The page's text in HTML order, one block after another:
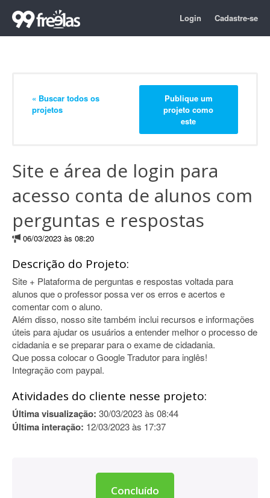
Login Cadastre-se
« Buscar todos os
projetos
Publique um
projeto como
este
Site e área de login para
acesso conta de alunos com
perguntas e respostas
06/03/2023 às 08:20
Descrição do Projeto:
Site + Plataforma de perguntas e respostas voltada para
alunos que o professor possa ver os erros e acertos e
comentar com o aluno.
Além disso, nosso site também inclui recursos e informações
úteis para ajudar os usuários a entender melhor o processo de
cidadania e se preparar para o exame de cidadania.
Que possa colocar o Google Tradutor para inglês!
Integração com paypal.
Atividades do cliente nesse projeto:
Última visualização: 30/03/2023 às 08:44
Última interação: 12/03/2023 às 17:37
Concluído